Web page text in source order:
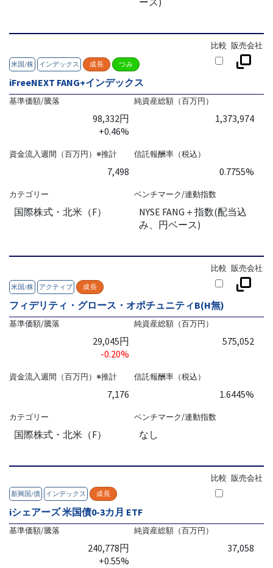
米国/株 インデックス 成長 つみ
比較 販売会社
iFreeNEXT FANG+インデックス
基準価額/騰落
98,332円
+0.46%
純資産総額（百万円）
1,373,974
資金流入週間（百万円）※推計
7,498
信託報酬率（税込）
0.7755%
カテゴリー
国際株式・北米（F）
ベンチマーク/連動指数
NYSE FANG＋指数(配当込
み、円ベース)
米国/株 アクティブ 成長
比較 販売会社
フィデリティ・グロース・オポチュニティB(H無)
基準価額/騰落
29,045円
-0.20%
純資産総額（百万円）
575,052
資金流入週間（百万円）※推計
7,176
信託報酬率（税込）
1.6445%
カテゴリー
国際株式・北米（F）
ベンチマーク/連動指数
なし
新興国/債 インデックス 成長
比較 販売会社
iシェアーズ 米国債0-3カ月 ETF
基準価額/騰落
240,778円
+0.55%
純資産総額（百万円）
37,058